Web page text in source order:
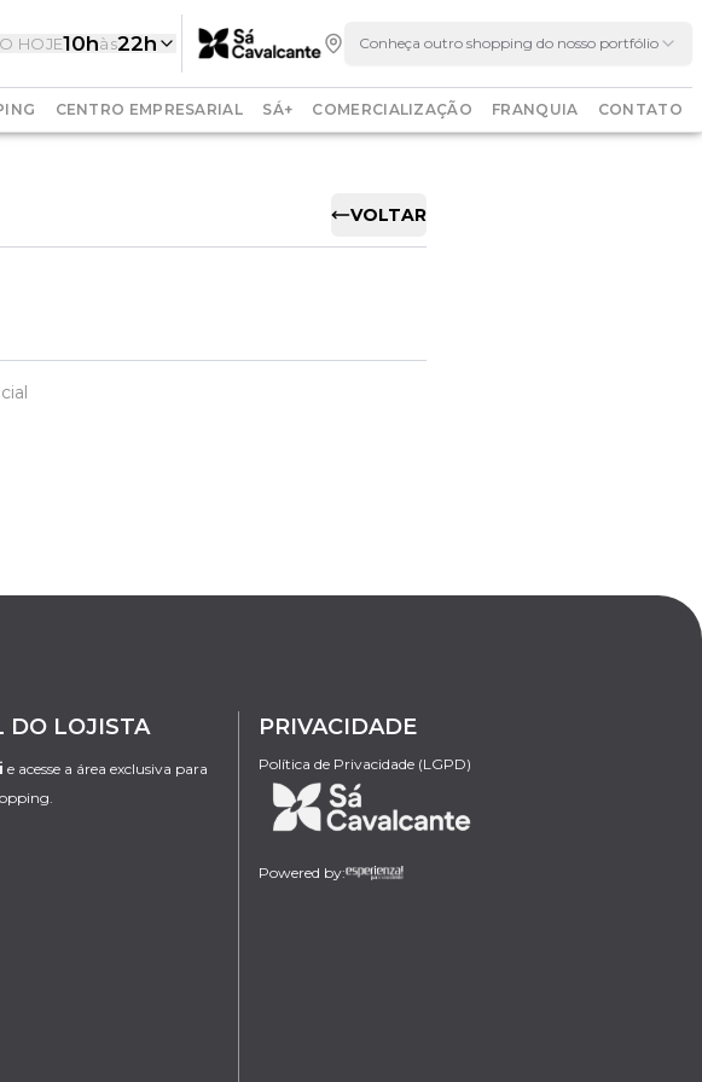
HOJE10hàs22h Conheça outro shopping do nosso portfólio
CENTRO EMPRESARIAL SÁ+ COMERCIALIZAÇÃO FRANQUIA CONTATO
VOLTAR
DO LOJISTA
e acesse a área exclusiva para
PRIVACIDADE
Política de Privacidade (LGPD)
Powered by: